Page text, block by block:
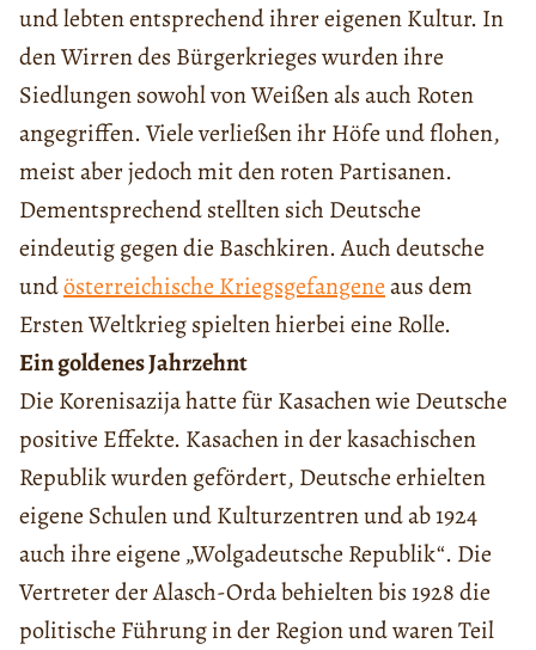
und lebten entsprechend ihrer eigenen Kultur. In
den Wirren des Bürgerkrieges wurden ihre
Siedlungen sowohl von Weißen als auch Roten
angegriffen. Viele verließen ihr Höfe und flohen,
meist aber jedoch mit den roten Partisanen.
Dementsprechend stellten sich Deutsche
eindeutig gegen die Baschkiren. Auch deutsche
undösterreichische Kriegsgefangeneaus dem
Ersten Weltkrieg spielten hierbei eine Rolle.
Ein goldenes Jahrzehnt
Die Korenisazija hatte für Kasachen wie Deutsche
positive Effekte. Kasachen in der kasachischen
Republik wurden gefördert, Deutsche erhielten
eigene Schulen und Kulturzentren und ab 1924
auch ihre eigene „Wolgadeutsche Republik“. Die
Vertreter der Alasch-Orda behielten bis 1928 die
politische Führung in der Region und waren Teil